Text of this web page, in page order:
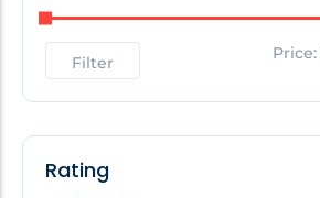
No Posts Found!
Filter Price:
Rating